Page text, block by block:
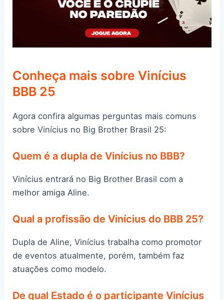
Conheça mais sobre Vinícius
BBB 25
Agora confira algumas perguntas mais comuns
sobre Vinícius no Big Brother Brasil 25:
Quem é a dupla de Vinícius no BBB?
Vinícius entrará no Big Brother Brasil com a
melhor amiga Aline.
Qual a profissão de Vinícius do BBB 25?
Dupla de Aline, Vinícius trabalha como promotor
de eventos atualmente, porém, também faz
atuações como modelo.
De qual Estado é o participante Vinícius